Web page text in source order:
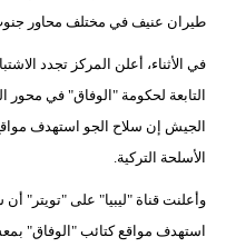
طيران عنيف في مختلف محاور
في الأثناء، أعلن المركز تجدد
التابعة لحكومة "الوفاق" في محور
الجيش إن سلاح الجو استهدف
الأسلحة التركية.
وأعلنت قناة "ليبيا" على "تويتر" أن
استهدف مواقع كتائب "الوفاق"